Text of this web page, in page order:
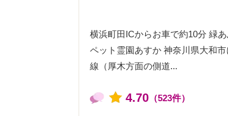
横浜町田ICからお車で約10分 緑
ペット霊園あすか 神奈川県大和
線（厚木方面の側道...
4.70 （523件）